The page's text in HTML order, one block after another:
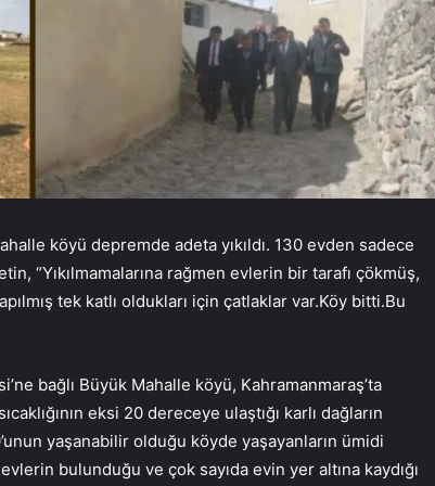
köyü depremde adeta yıkıldı. 130 evden sadece
“Yıkılmamalarına rağmen evlerin bir tarafı çökmüş,
tek katlı oldukları için çatlaklar var.Köy bitti.Bu
bağlı Büyük Mahalle köyü, Kahramanmaraş’ta
eksi 20 dereceye ulaştığı karlı dağların
yaşanabilir olduğu köyde yaşayanların ümidi
bulunduğu ve çok sayıda evin yer altına kaydığı